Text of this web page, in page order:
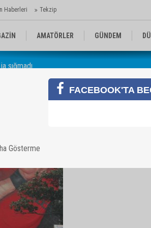
Haberleri Tekzip
AMATÖRLER GÜNDEM
KOMİKLER
sığmadı
sığmadı
FACEBOOK'TA
Gösterme